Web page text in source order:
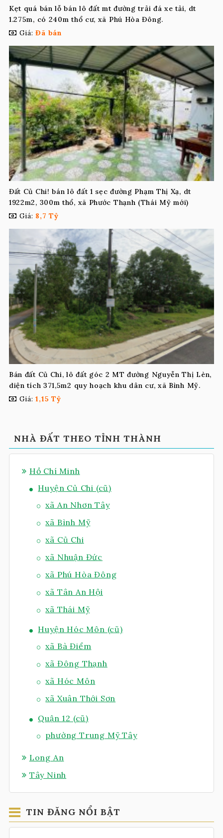
Kẹt quá bán lỗ bán lô đất mt đường trải đá xe tải, dt
1.275m, có 240m thổ cư, xã Phú Hòa Đông.
Giá: Đã bán
Đất Củ Chi! bán lô đất 1 sẹc đường Phạm Thị Xạ, dt
1922m2, 300m thổ, xã Phước Thạnh (Thái Mỹ mới)
Giá: 8,7 Tỷ
Bán đất Củ Chi, lô đất góc 2 MT đường Nguyễn Thị Lèn,
diện tích 371,5m2 quy hoạch khu dân cư, xã Bình Mỹ.
Giá: 1,15 Tỷ
NHÀ ĐẤT THEO TỈNH THÀNH
Hồ Chí Minh
Huyện Củ Chi (cũ)
xã An Nhơn Tây
xã Bình Mỹ
xã Củ Chi
xã Nhuận Đức
xã Phú Hòa Đông
xã Tân An Hội
xã Thái Mỹ
Huyện Hóc Môn (cũ)
xã Bà Điểm
xã Đông Thạnh
xã Hóc Môn
xã Xuân Thới Sơn
Quận 12 (cũ)
phường Trung Mỹ Tây
Long An
Tây Ninh
TIN ĐĂNG NỔI BẬT